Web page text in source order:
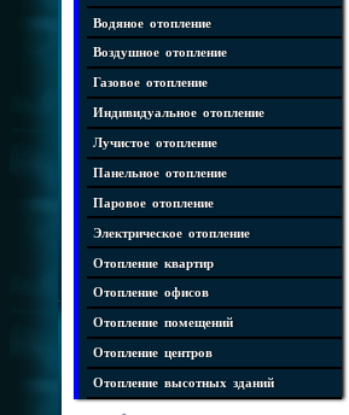
Водяное отопление
Воздушное отопление
Газовое отопление
Индивидуальное отопление
Лучистое отопление
Панельное отопление
Паровое отопление
Электрическое отопление
Отопление квартир
Отопление офисов
Отопление помещений
Отопление центров
Отопление высотных зданий